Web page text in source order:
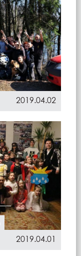
2019.04.02
2019.04.01